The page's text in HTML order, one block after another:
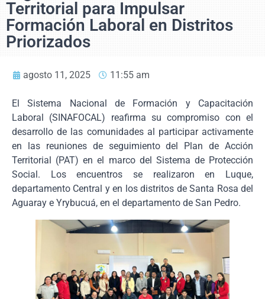
Territorial para Impulsar
Formación Laboral en Distritos
Priorizados
agosto 11, 2025 11:55 am
El Sistema Nacional de Formación y Capacitación
Laboral (SINAFOCAL) reafirma su compromiso con el
desarrollo de las comunidades al participar activamente
en las reuniones de seguimiento del Plan de Acción
Territorial (PAT) en el marco del Sistema de Protección
Social. Los encuentros se realizaron en Luque,
departamento Central y en los distritos de Santa Rosa del
Aguaray e Yrybucuá, en el departamento de San Pedro.